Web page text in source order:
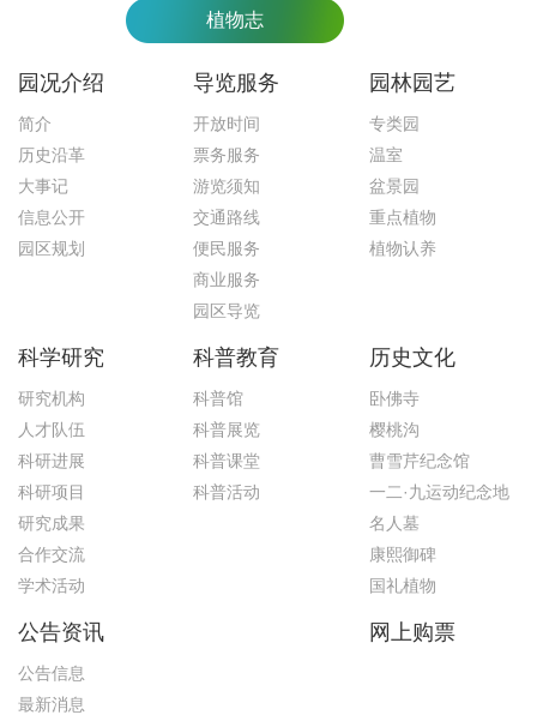
植物志
园况介绍
简介
历史沿革
大事记
信息公开
园区规划
导览服务
开放时间
票务服务
游览须知
交通路线
便民服务
商业服务
园区导览
园林园艺
专类园
温室
盆景园
重点植物
植物认养
科学研究
研究机构
人才队伍
科研进展
科研项目
研究成果
合作交流
学术活动
科普教育
科普馆
科普展览
科普课堂
科普活动
历史文化
卧佛寺
樱桃沟
曹雪芹纪念馆
一二·九运动纪念地
名人墓
康熙御碑
国礼植物
公告资讯
公告信息
最新消息
网上购票